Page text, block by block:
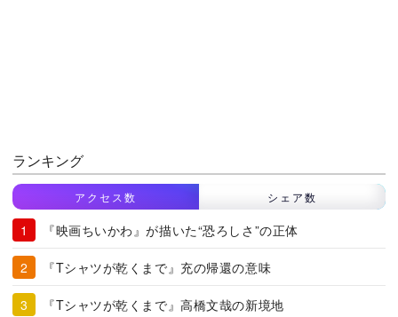
ランキング
アクセス数 シェア数
『映画ちいかわ』が描いた“恐ろしさ”の正体
『Tシャツが乾くまで』充の帰還の意味
『Tシャツが乾くまで』高橋文哉の新境地